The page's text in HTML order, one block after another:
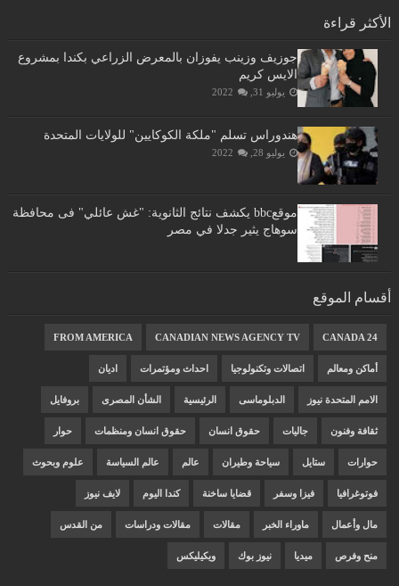
الأكثر قراءة
جوزيف وزينب يفوزان بالمعرض الزراعي بكندا بمشروع
الايس كريم
يوليو 31, 2022
هندوراس تسلم "ملكة الكوكايين" للولايات المتحدة
يوليو 28, 2022
موقعbbc يكشف نتائج الثانوية: "غش عائلي" فى محافظة
سوهاج يثير جدلا في مصر
أقسام الموقع
CANADA 24
CANADIAN NEWS AGENCY TV
FROM AMERICA
أماكن ومعالم اتصالات وتكنولوجيا احداث ومؤتمرات اديان
الامم المتحدة نيوز الدبلوماسى الرئيسية الشأن المصرى بروفايل
ثقافة وفنون جاليات حقوق انسان حقوق انسان ومنظمات حوار
حوارات ستايل سياحة وطيران عالم عالم السياسة علوم وبحوث
فوتوغرافيا فيزا وسفر قضايا ساخنة كندا اليوم لايف نيوز
مال وأعمال ماوراء الخبر مقالات مقالات ودراسات من القدس
منح وفرص ميديا نيوز بوك ويكيليكس